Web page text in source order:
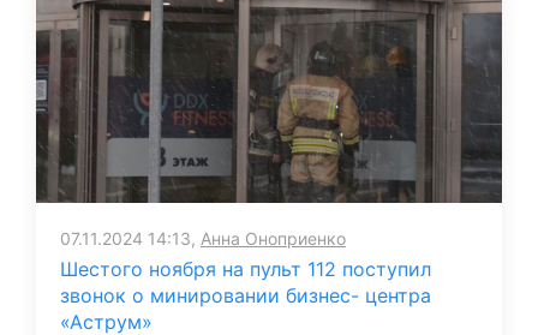
07.11.2024 14:13, Анна Оноприенко
Шестого ноября на пульт 112 поступил
звонок о минировании бизнес- центра
«Аструм»